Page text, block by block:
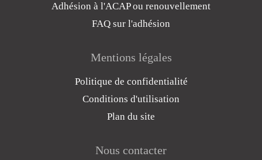
Adhésion à l'ACAP ou renouvellement
FAQ sur l'adhésion
Mentions légales
Politique de confidentialité
Conditions d'utilisation
Plan du site
Nous contacter